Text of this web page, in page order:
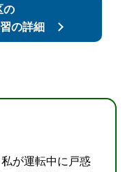
の
の詳細
が運転中に戸惑